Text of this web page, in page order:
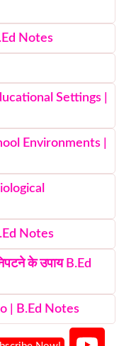
Notes
Settings |
Environments |
Notes
के उपाय B.Ed
| B.Ed Notes